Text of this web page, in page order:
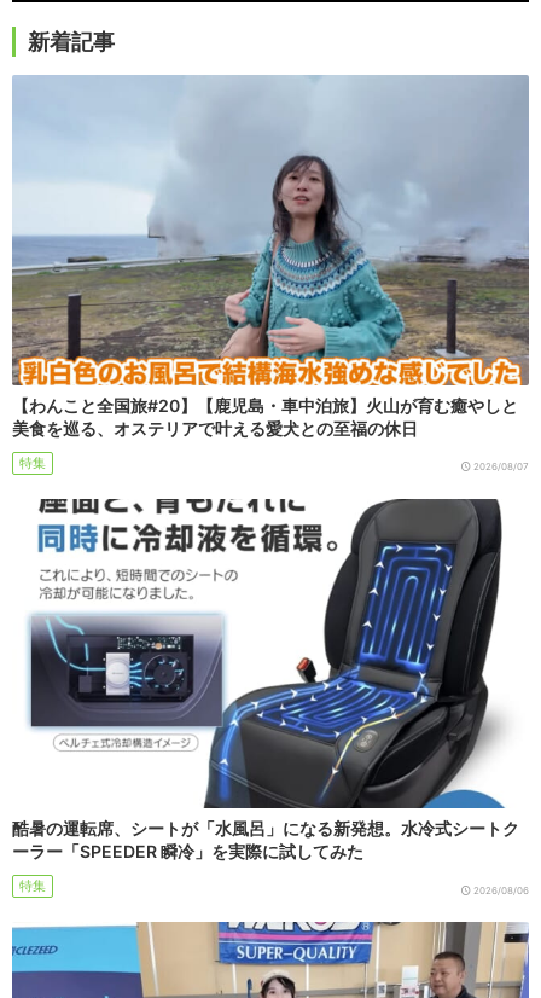
新着記事
【わんこと全国旅#20】【鹿児島・車中泊旅】火山が育む癒やしと
美食を巡る、オステリアで叶える愛犬との至福の休日
特集 2026/08/07
酷暑の運転席、シートが「水風呂」になる新発想。水冷式シートク
ーラー「SPEEDER 瞬冷」を実際に試してみた
特集 2026/08/06